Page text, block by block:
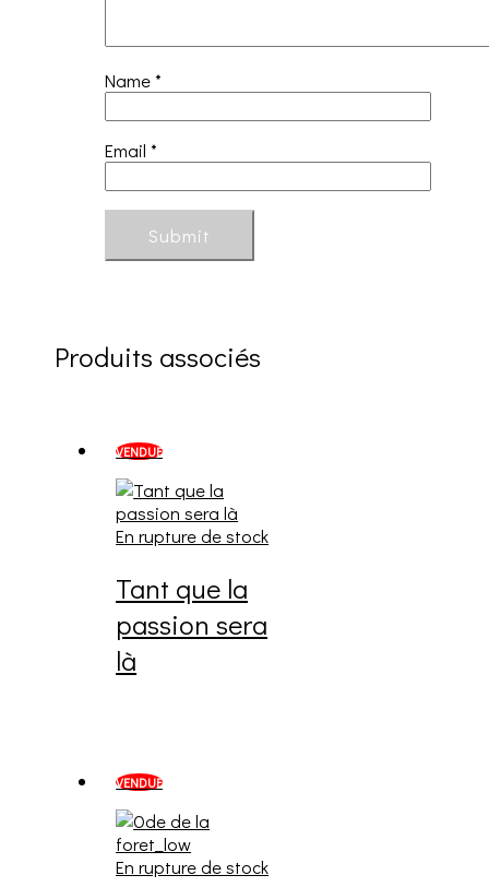
Name*
Email*
Produits associés
VENDUE
En rupture de stock
Tant que la
passion sera
là
VENDUE
En rupture de stock